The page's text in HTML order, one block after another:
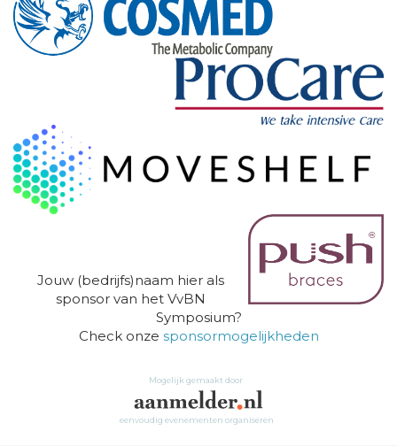
Jouw (bedrijfs)naam hier als
sponsor van het VvBN
Symposium?
Check onze sponsormogelijkheden
Mogelijk gemaakt door
eenvoudig evenementen organiseren